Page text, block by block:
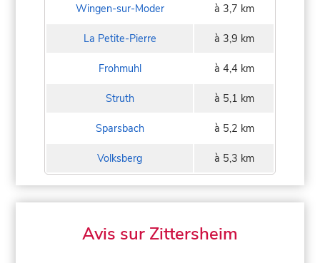
Wingen-sur-Moder à 3,7 km
La Petite-Pierre à 3,9 km
Frohmuhl à 4,4 km
Struth à 5,1 km
Sparsbach à 5,2 km
Volksberg à 5,3 km
Avis sur Zittersheim